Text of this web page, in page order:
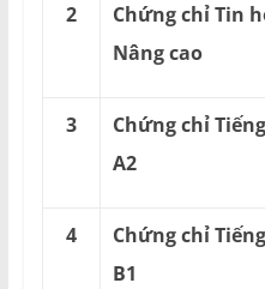
2
Chứng chỉ Tin
Nâng cao
3
Chứng chỉ
A2
4
Chứng chỉ
B1